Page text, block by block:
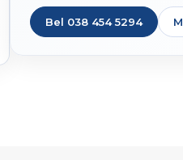
Bel 038 454 5294